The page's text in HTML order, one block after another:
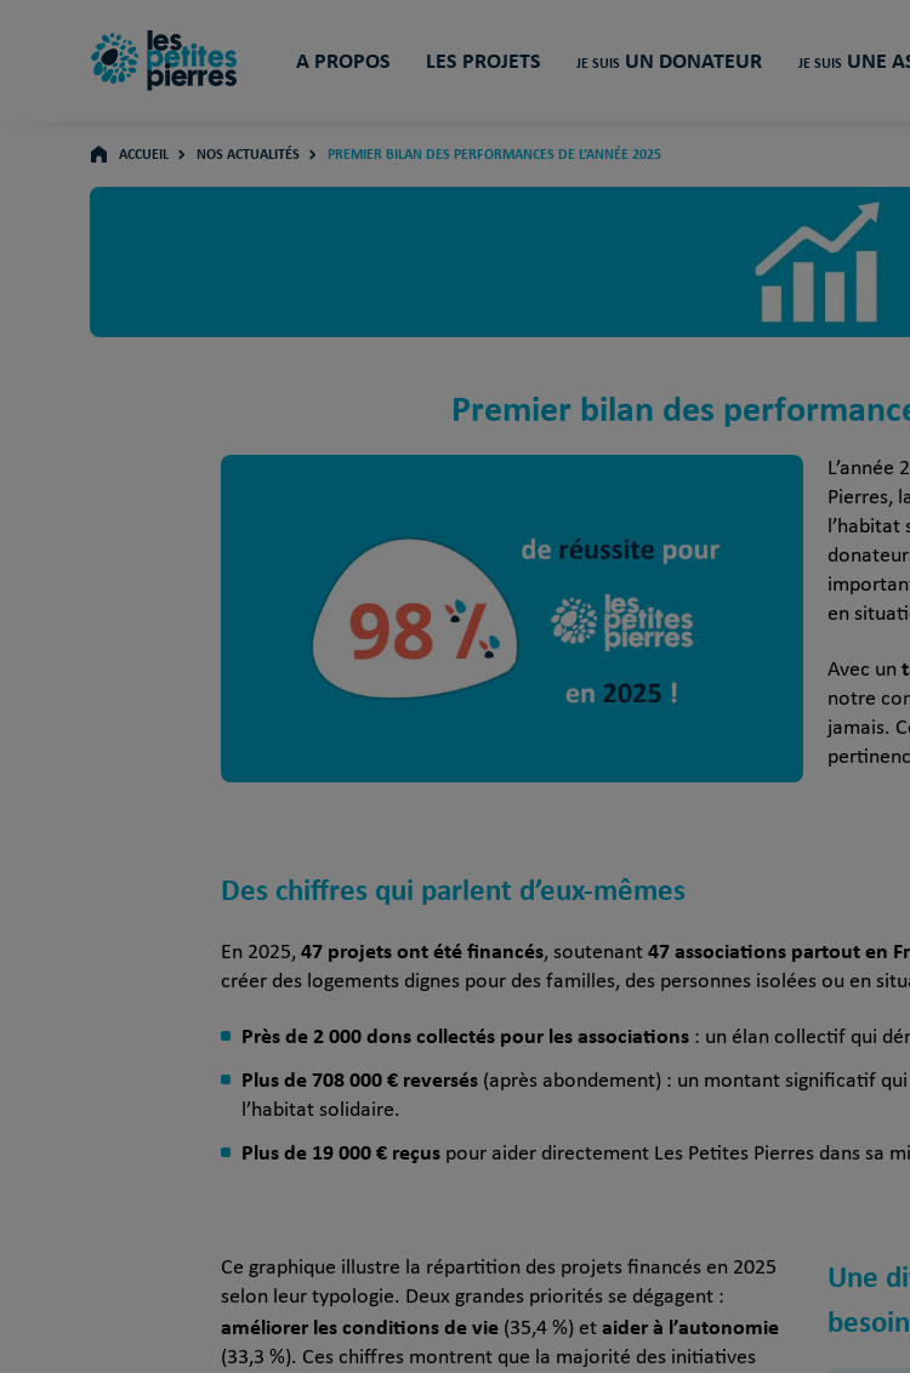
A PROPOS LES PROJETS JE SUIS UN DONATEUR JE SUIS UNE
ACCUEIL NOS ACTUALITÉS PREMIER BILAN DES PERFORMANCES DE L’ANNÉE 2025
Premier bilan des
L’année
Pierres,
l’habitat
en
Avec un
notre
jamais.
Des chiffres qui parlent d’eux-mêmes
En 2025, 47 projets ont été financés, soutenant 47 associations partout en
créer des logements dignes pour des familles, des personnes isolées ou en
Près de 2 000 dons collectés pour les associations : un élan collectif qui
Plus de 708 000 € reversés (après abondement) : un montant significatif
l’habitat solidaire.
Plus de 19 000 € reçus pour aider directement Les Petites Pierres dans sa
Ce graphique illustre la répartition des projets financés en 2025
selon leur typologie. Deux grandes priorités se dégagent :
améliorer les conditions de vie (35,4 %) et aider à l’autonomie
(33,3 %). Ces chiffres montrent que la majorité des initiatives
Une